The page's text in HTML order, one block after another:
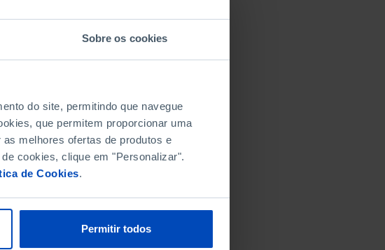
Sobre os cookies
do site, permitindo que navegue
que permitem proporcionar uma
melhores ofertas de produtos e
cookies, clique em "Personalizar".
de Cookies.
Permitir todos